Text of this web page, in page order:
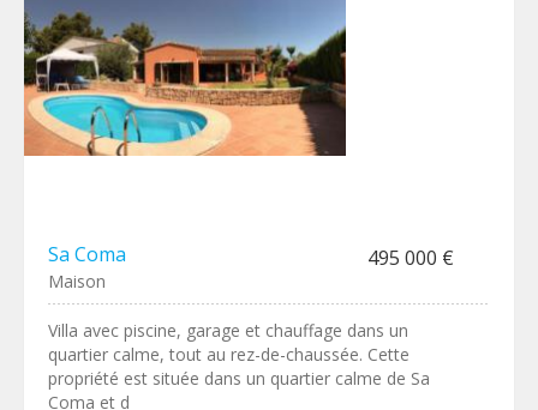
Sa Coma 495 000 €
Maison
Villa avec piscine, garage et chauffage dans un
quartier calme, tout au rez-de-chaussée. Cette
propriété est située dans un quartier calme de Sa
Coma et d